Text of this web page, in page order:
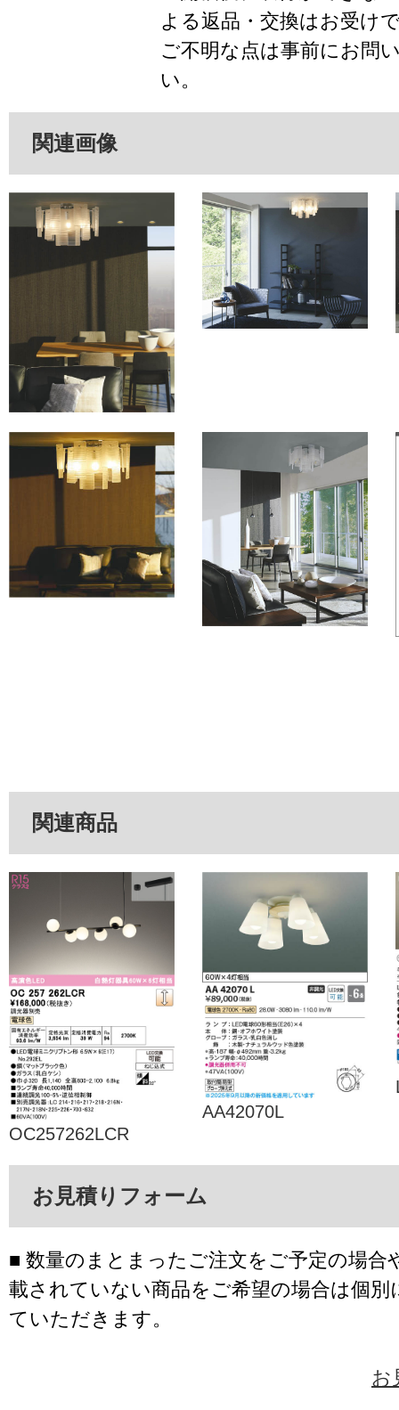
よる返品・交換はお受け
ご不明な点は事前にお問
い。
関連画像
関連商品
OC257262LCR
AA42070L
お見積りフォーム
■ 数量のまとまったご注文をご予定の場合
載されていない商品をご希望の場合は個別
ていただきます。
お